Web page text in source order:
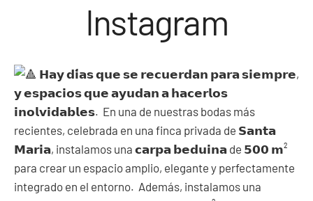
Instagram